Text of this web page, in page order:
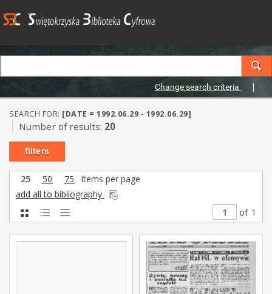
Change search criteria
SEARCH FOR: [DATE = 1992.06.29 - 1992.06.29]
Number of results: 20
filters
25 50 75
items per page
add all to bibliography
of 1